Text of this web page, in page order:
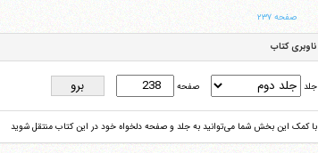
صفحه ۲۳۷
ناوبری کتاب
جلد صفحه
با کمک این بخش شما می‌توانید به جلد و صفحه دلخواه خود در این کتاب منتقل شوید